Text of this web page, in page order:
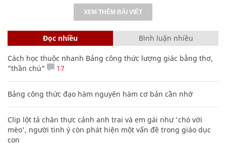
XEM THÊM BÀI VIẾT
Đọc nhiều Bình luận nhiều
Cách học thuộc nhanh Bảng công thức lượng giác bằng thơ,
"thần chú"
17
Bảng công thức đạo hàm nguyên hàm cơ bản cần nhớ
Clip lột tả chân thực cảnh anh trai và em gái như 'chó với
mèo', người tinh ý còn phát hiện một vấn đề trong giáo dục
con